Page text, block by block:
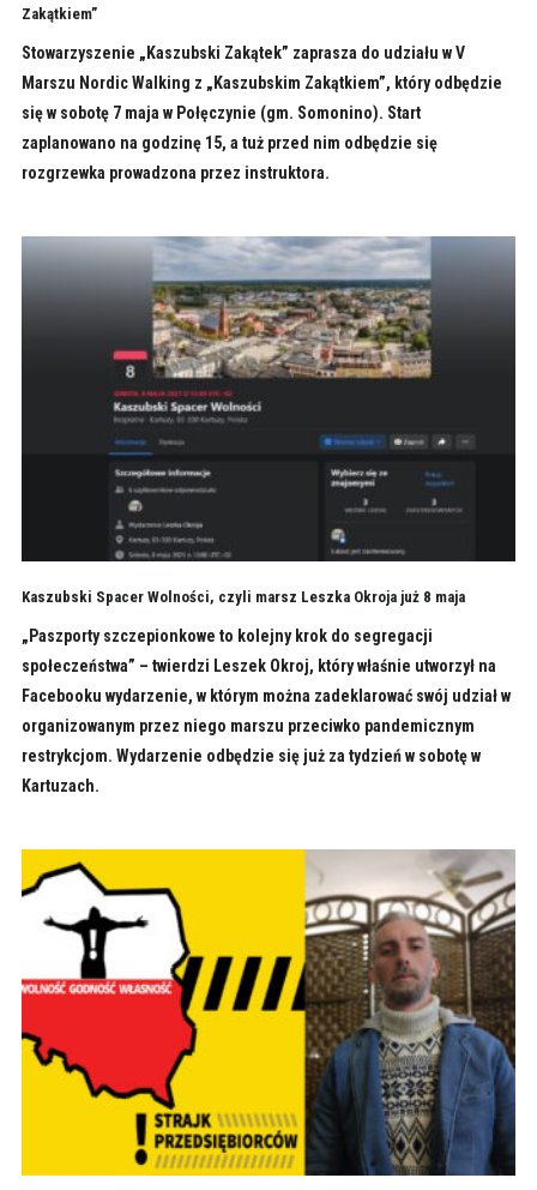
Zakątkiem”
Stowarzyszenie „Kaszubski Zakątek” zaprasza do udziału w V
Marszu Nordic Walking z „Kaszubskim Zakątkiem”, który odbędzie
się w sobotę 7 maja w Połęczynie (gm. Somonino). Start
zaplanowano na godzinę 15, a tuż przed nim odbędzie się
rozgrzewka prowadzona przez instruktora.
Kaszubski Spacer Wolności, czyli marsz Leszka Okroja już 8 maja
„Paszporty szczepionkowe to kolejny krok do segregacji
społeczeństwa” – twierdzi Leszek Okroj, który właśnie utworzył na
Facebooku wydarzenie, w którym można zadeklarować swój udział w
organizowanym przez niego marszu przeciwko pandemicznym
restrykcjom. Wydarzenie odbędzie się już za tydzień w sobotę w
Kartuzach.